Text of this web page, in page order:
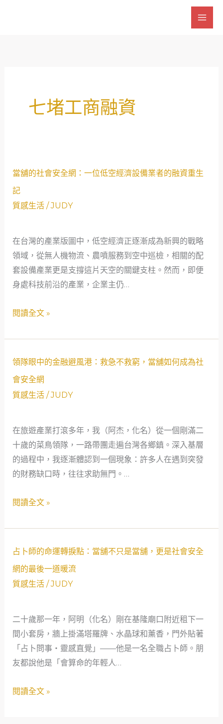
七堵工商融資
當舖的社會安全網：一位低空經濟設備業者的融資重生
記
質感生活/JUDY
在台灣的產業版圖中，低空經濟正逐漸成為新興的戰略
領域，從無人機物流、農噴服務到空中巡檢，相關的配
套設備產業更是支撐這片天空的關鍵支柱。然而，即便
身處科技前沿的產業，企業主仍…
當
社
安
全
網：
一
低
濟
備
業
的
融
資
重
記
閱讀全文 »
領隊眼中的金融避風港：救急不救窮，當舖如何成為社
會安全網
質感生活/JUDY
在旅遊產業打滾多年，我（阿杰，化名）從一個剛滿二
十歲的菜鳥領隊，一路帶團走遍台灣各鄉鎮。深入基層
的過程中，我逐漸體認到一個現象：許多人在遇到突發
的財務缺口時，往往求助無門。…
領
中
金
融
避
風
救
救
當
舖
何
成
為
社
安
閱讀全文 »
占卜師的命運轉捩點：當舖不只是當舖，更是社會安全
網的最後一道暖流
質感生活/JUDY
二十歲那一年，阿明（化名）剛在基隆廟口附近租下一
間小套房，牆上掛滿塔羅牌、水晶球和薰香，門外貼著
「占卜問事・靈感直覺」——他是一名全職占卜師。朋
友都說他是「會算命的年輕人…
占
的
運
轉
捩
點：
舖
閱讀全文 »